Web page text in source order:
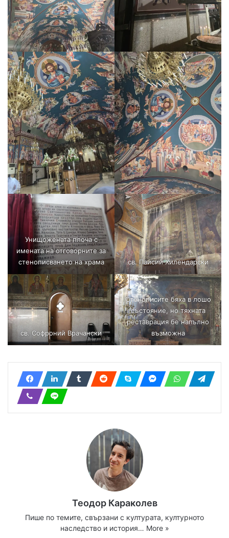
Унищожената плоча с
имената на отговорните за
стенописването на храма
св. Паисий Хилендарски
св. Софроний Врачански
Стенописите бяха в лошо
състояние, но тяхната
реставрация бе напълно
възможна
Теодор Караколев
Пише по темите, свързани с културата, културното
наследство и история… More »